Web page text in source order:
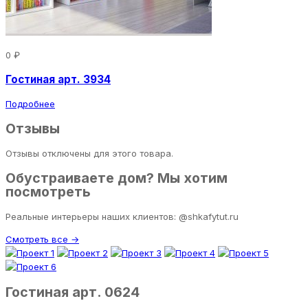
0 ₽
Гостиная арт. 3934
Подробнее
Отзывы
Отзывы отключены для этого товара.
Обустраиваете дом? Мы хотим
посмотреть
Реальные интерьеры наших клиентов: @shkafytut.ru
Смотреть все →
Гостиная арт. 0624